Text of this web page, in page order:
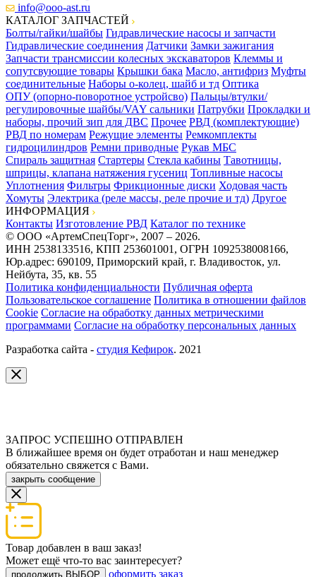
info@ooo-ast.ru
КАТАЛОГ ЗАПЧАСТЕЙ
Болты/гайки/шайбы Гидравлические насосы и запчасти
Гидравлические соединения Датчики Замки зажигания
Запчасти трансмиссии колесных экскаваторов Клеммы и
сопутсвующие товары Крышки бака Масло, антифриз Муфты
соединительные Наборы о-колец, шайб и тд Оптика
ОПУ (опорно-поворотное устройсво) Пальцы/втулки/
регулировочные шайбы/VAY сальники Патрубки Прокладки и
наборы, прочий зип для ДВС Прочее РВД (комплектующие)
РВД по номерам Режущие элементы Ремкомплекты
гидроцилиндров Ремни приводные Рукав МБС
Спираль защитная Стартеры Стекла кабины Тавотницы,
шприцы, клапана натяжения гусениц Топливные насосы
Уплотнения Фильтры Фрикционные диски Ходовая часть
Хомуты Электрика (реле массы, реле прочие и тд) Другое
ИНФОРМАЦИЯ
Контакты Изготовление РВД Каталог по технике
© ООО «АртемСпецТорг», 2007 – 2026.
ИНН 2538133516, КПП 253601001, ОГРН 1092538008166,
Юр.адрес: 690109, Приморский край, г. Владивосток, ул.
Нейбута, 35, кв. 55
Политика конфиденциальности Публичная оферта
Пользовательское соглашение Политика в отношении файлов
Cookie Согласие на обработку данных метрическими
программами Согласие на обработку персональных данных
Разработка сайта - студия Кефирок. 2021
ЗАПРОС УСПЕШНО ОТПРАВЛЕН
В ближайшее время он будет отработан и наш менеджер
обязательно свяжется с Вами.
закрыть сообщение
Товар добавлен в ваш заказ!
Может ещё что-то вас заинтересует?
продолжить ВЫБОР оформить заказ